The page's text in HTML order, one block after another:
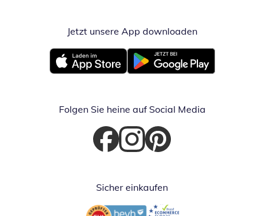
Jetzt unsere App downloadenÖffnet in
Öffnet in neuem FensterÖffnet in neuem Fenster
Folgen Sie heine auf Social Media
Öffnet in neuem Fenster
Öffnet in neuem Fenster
Öffnet in neuem Fenster
Sicher einkaufen